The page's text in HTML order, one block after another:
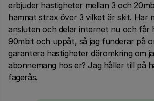
erbjuder hastigheter mellan 3 och
hamnat strax över 3 vilket är skit. Har
ansluten och delar internet nu och får
90mbit och uppåt, så jag funderar på
garantera hastigheter däromkring om
abonnemang hos er? Jag håller till på
fagerås.